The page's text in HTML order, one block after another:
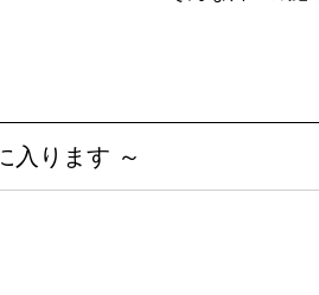
入ります ～